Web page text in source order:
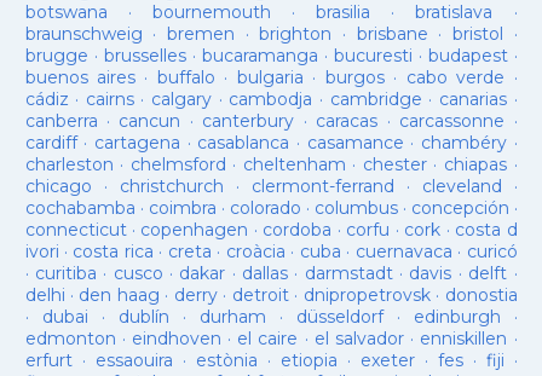
botswana · bournemouth ·brasilia ·bratislava ·
braunschweig · bremen ·brighton · brisbane · bristol ·
brugge · brusselles· bucaramanga · bucuresti · budapest·
buenos aires· buffalo · bulgaria · burgos· cabo verde ·
cádiz · cairns· calgary · cambodja · cambridge · canarias·
canberra · cancun · canterbury · caracas · carcassonne ·
cardiff· cartagena · casablanca · casamance · chambéry·
charleston · chelmsford · cheltenham · chester· chiapas ·
chicago · christchurch · clermont-ferrand · cleveland ·
cochabamba · coimbra · colorado · columbus· concepción ·
connecticut· copenhagen · cordoba · corfu · cork · costa d
ivori · costa rica · creta · croàcia · cuba · cuernavaca · curicó
· curitiba · cusco · dakar · dallas · darmstadt· davis · delft ·
delhi · den haag · derry· detroit· dnipropetrovsk· donostia
· dubai · dublín · durham · düsseldorf· edinburgh ·
edmonton · eindhoven · el caire · el salvador · enniskillen ·
erfurt· essaouira · estònia · etiopia · exeter· fes· fiji ·